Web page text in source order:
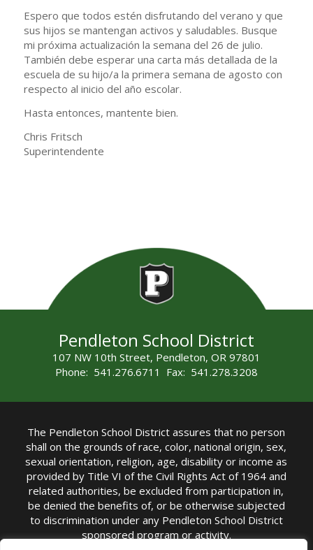
Espero que todos estén disfrutando del verano y que
sus hijos se mantengan activos y saludables. Busque
mi próxima actualización la semana del 26 de julio.
También debe esperar una carta más detallada de la
escuela de su hijo/a la primera semana de agosto con
respecto al inicio del año escolar.
Hasta entonces, mantente bien.
Chris Fritsch
Superintendente
Pendleton School District
107 NW 10th Street, Pendleton, OR 97801
Phone: 541.276.6711 Fax: 541.278.3208
The Pendleton School District assures that no person
shall on the grounds of race, color, national origin, sex,
sexual orientation, religion, age, disability or income as
provided by Title VI of the Civil Rights Act of 1964 and
related authorities, be excluded from participation in,
be denied the benefits of, or be otherwise subjected
to discrimination under any Pendleton School District
sponsored program or activity.